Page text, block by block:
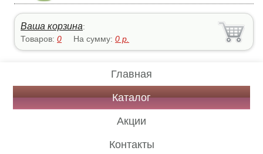
Ваша корзина:
Товаров:0 На сумму:0 р.
Главная
Каталог
Акции
Контакты